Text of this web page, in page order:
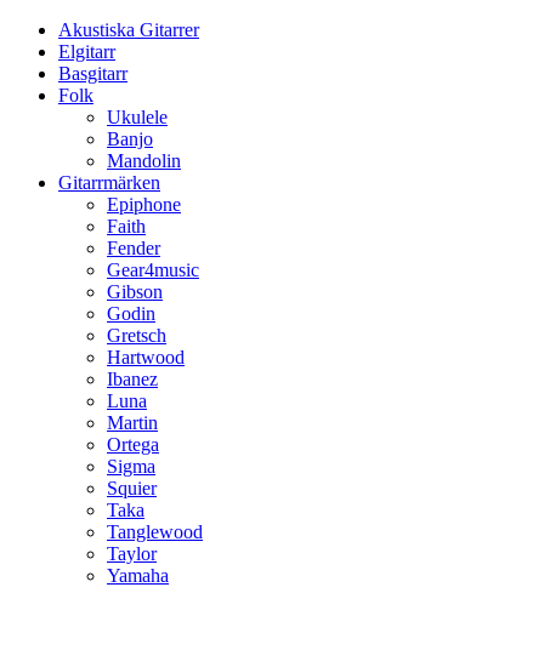
Akustiska Gitarrer
Elgitarr
Basgitarr
Folk
Ukulele
Banjo
Mandolin
Gitarrmärken
Epiphone
Faith
Fender
Gear4music
Gibson
Godin
Gretsch
Hartwood
Ibanez
Luna
Martin
Ortega
Sigma
Squier
Taka
Tanglewood
Taylor
Yamaha